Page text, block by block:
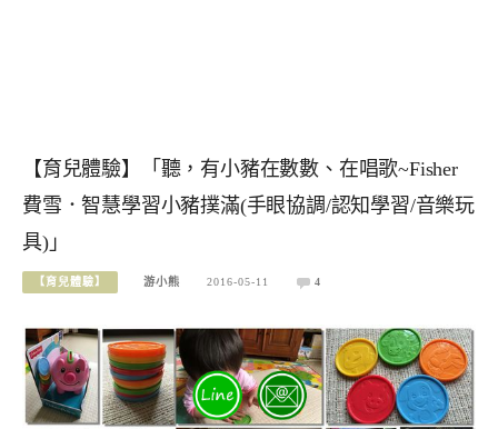
【育兒體驗】「聽，有小豬在數數、在唱歌~Fisher
費雪．智慧學習小豬撲滿(手眼協調/認知學習/音樂玩
具)」
【育兒體驗】 游小熊 2016-05-11 4